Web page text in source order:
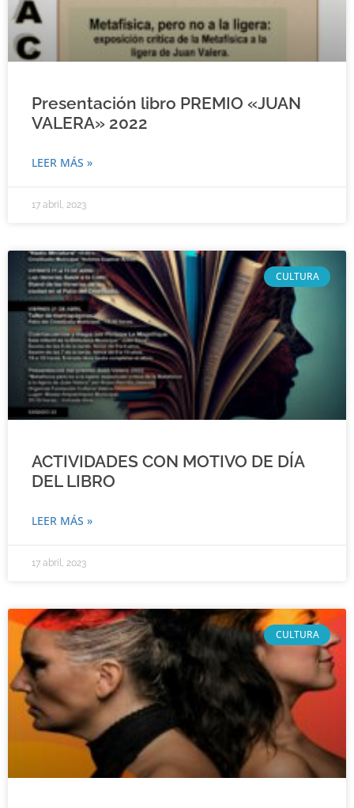
Presentación libro PREMIO «JUAN
VALERA» 2022
LEER MÁS »
17 abril, 2023
CULTURA
ACTIVIDADES CON MOTIVO DE DÍA
DEL LIBRO
LEER MÁS »
17 abril, 2023
CULTURA